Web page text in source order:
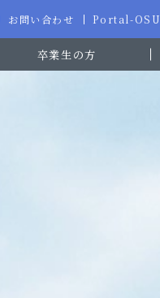
お問い合わせ Portal-OSU
卒業生の方